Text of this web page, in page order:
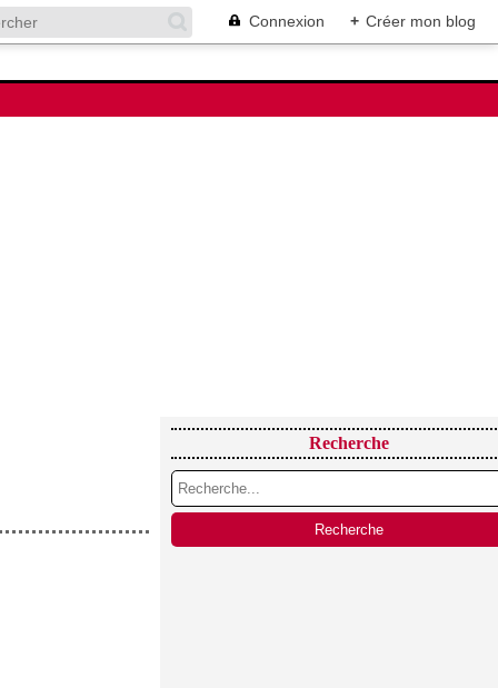
Connexion + Créer mon blog
Recherche